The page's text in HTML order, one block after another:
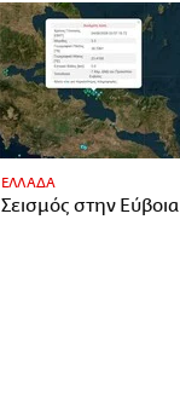
ΕΛΛΑΔΑ
Σεισμός στην Εύβοια